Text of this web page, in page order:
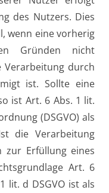
des Nutzers. Dies
wenn eine vorherig
Gründen nicht
durch
ist. Sollte eine
ist Art. 6 Abs. 1 lit.
(DSGVO) als
die Verarbeitung
zur Erfüllung eines
Art. 6
lit. d DSGVO ist als